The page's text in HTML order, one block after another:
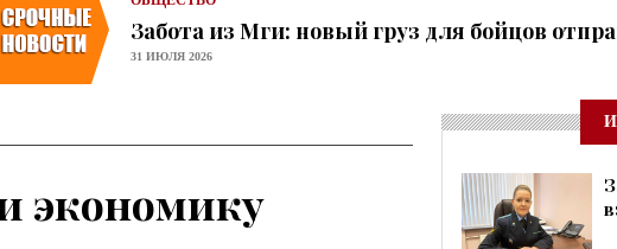
Забота из Мги: новый груз для бойцов
31 ИЮЛЯ 2026
Учреждения культуры района готовы к
Шлиссельбург не сдался: правда о 500 днях
30 ИЮЛЯ 2026
экономику